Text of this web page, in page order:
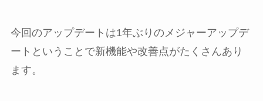
今回のアップデートは1年ぶりのメジャーアップデ
ートということで新機能や改善点がたくさんあり
ます。